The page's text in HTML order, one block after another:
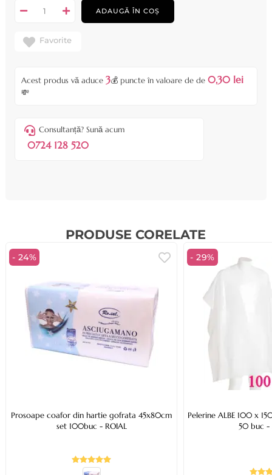
ADAUGĂ ÎN COȘ
Favorite
Acest produs vă aduce 3💰 puncte în valoare de de 0,30 lei
💸
Consultanță? Sună acum
0724 128 520
PRODUSE CORELATE
- 24%
Prosoape coafor din hartie gofrata 45x80cm
set 100buc - ROIAL
- 29%
Pelerine ALBE 100 x
50 buc -